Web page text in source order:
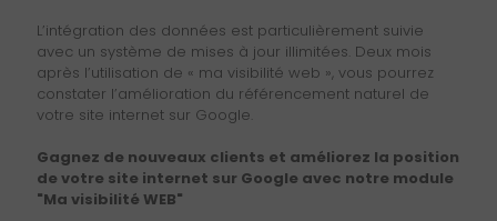
L’intégration des données est particulièrement suivie
avec un système de mises à jour illimitées. Deux mois
après l’utilisation de « ma visibilité web », vous pourrez
constater l’amélioration du référencement naturel de
votre site internet sur Google.
Gagnez de nouveaux clients et améliorez la position
de votre site internet sur Google avec notre module
"Ma visibilité WEB"